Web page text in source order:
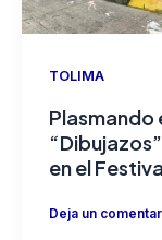
TOLIMA
Plasmando
en el
Deja un